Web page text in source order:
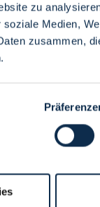
zu
Medien,
zusammen,